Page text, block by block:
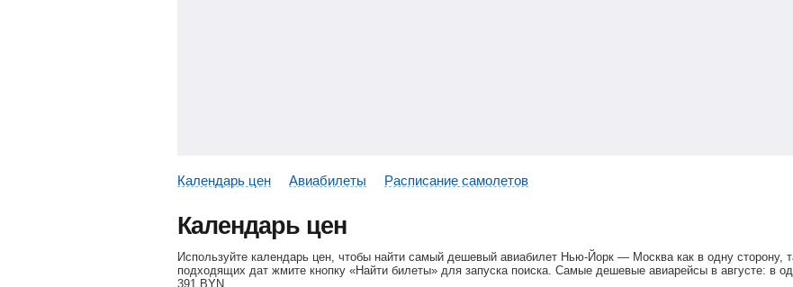
Календарь цен Авиабилеты Расписание самолетов
Календарь цен
Используйте календарь цен, чтобы найти самый дешевый авиабилет Нью-Йорк — Москва как в одну сторону,
подходящих дат жмите кнопку «Найти билеты» для запуска поиска. Самые дешевые авиарейсы в августе: в
391 BYN.